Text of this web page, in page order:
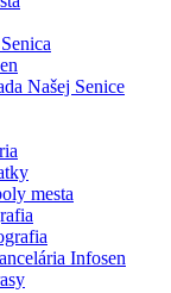
Našej Senice
mesta
Infosen